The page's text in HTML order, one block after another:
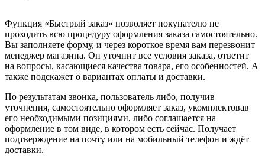
Функция «Быстрый заказ» позволяет покупателю не
проходить всю процедуру оформления заказа самостоятельно.
Вы заполняете форму, и через короткое время вам перезвонит
менеджер магазина. Он уточнит все условия заказа, ответит
на вопросы, касающиеся качества товара, его особенностей. А
также подскажет о вариантах оплаты и доставки.
По результатам звонка, пользователь либо, получив
уточнения, самостоятельно оформляет заказ, укомплектовав
его необходимыми позициями, либо соглашается на
оформление в том виде, в котором есть сейчас. Получает
подтверждение на почту или на мобильный телефон и ждёт
доставки.